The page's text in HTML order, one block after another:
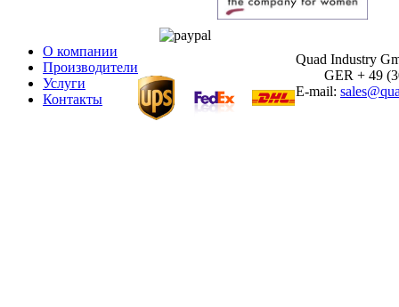
О компании
Производители
Услуги
Контакты
Quad Industry
GER + 49
E-mail: